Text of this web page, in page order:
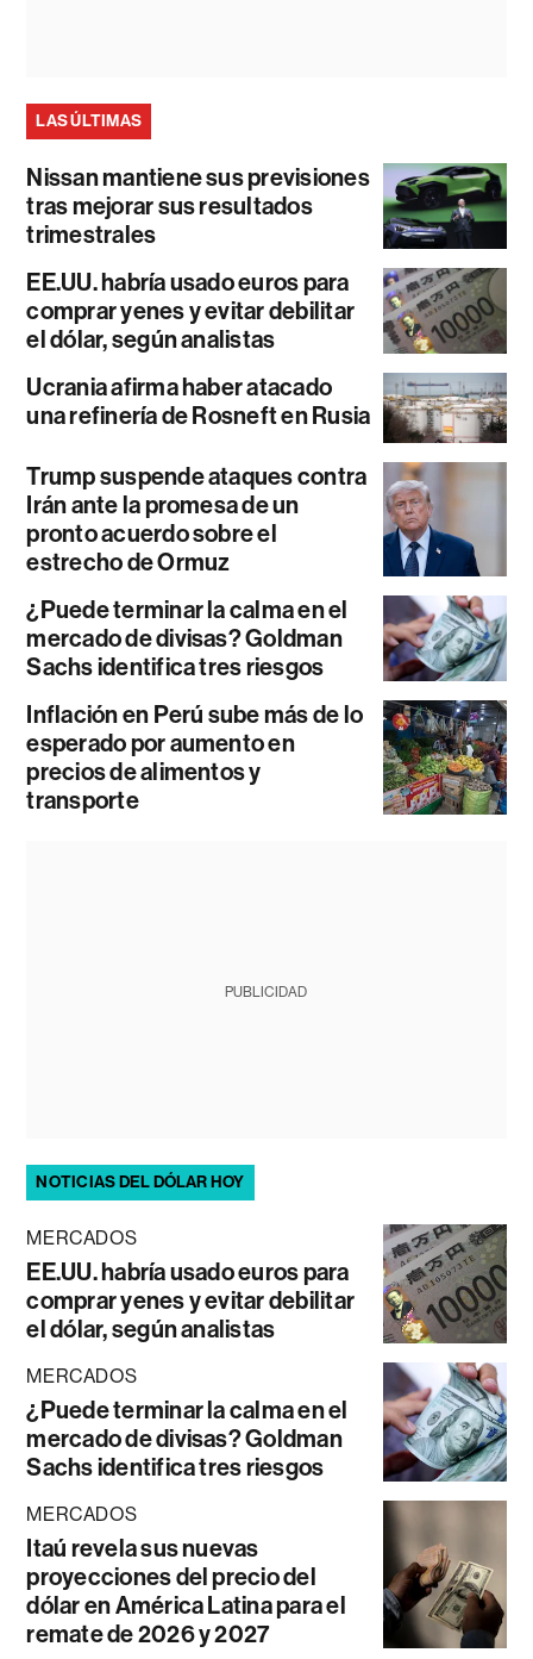
LAS ÚLTIMAS
Nissan mantiene sus previsiones
tras mejorar sus resultados
trimestrales
EE.UU. habría usado euros para
comprar yenes y evitar debilitar
el dólar, según analistas
Ucrania afirma haber atacado
una refinería de Rosneft en Rusia
Trump suspende ataques contra
Irán ante la promesa de un
pronto acuerdo sobre el
estrecho de Ormuz
¿Puede terminar la calma en el
mercado de divisas? Goldman
Sachs identifica tres riesgos
Inflación en Perú sube más de lo
esperado por aumento en
precios de alimentos y
transporte
PUBLICIDAD
NOTICIAS DEL DÓLAR HOY
MERCADOS
EE.UU. habría usado euros para
comprar yenes y evitar debilitar
el dólar, según analistas
MERCADOS
¿Puede terminar la calma en el
mercado de divisas? Goldman
Sachs identifica tres riesgos
MERCADOS
Itaú revela sus nuevas
proyecciones del precio del
dólar en América Latina para el
remate de 2026 y 2027